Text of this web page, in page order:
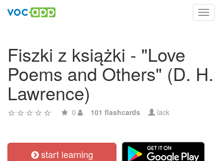
Fiszki z książki - "Love
Poems and Others" (D. H.
Lawrence)
0 101 flashcards lack
start learning